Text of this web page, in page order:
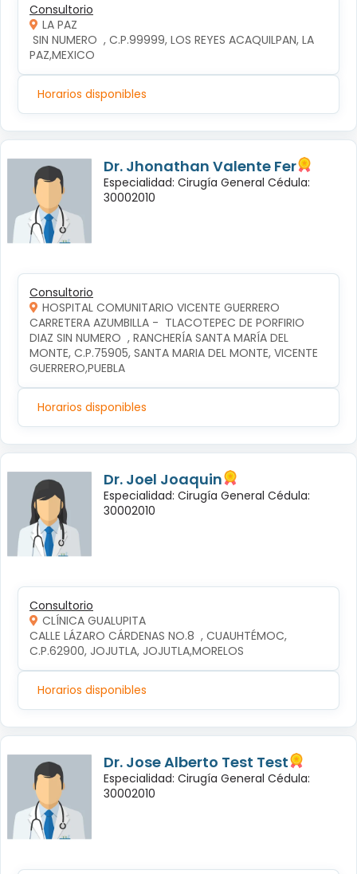
Consultorio
LA PAZ
PAZ,MEXICO
Horarios disponibles
Dr. Jhonathan Valente Fer
Especialidad: Cirugía General Cédula:
30002010
Consultorio
HOSPITAL COMUNITARIO VICENTE GUERRERO
CARRETERA AZUMBILLA -  TLACOTEPEC DE PORFIRIO
DIAZ SIN NUMERO  , RANCHERÍA SANTA MARÍA DEL
MONTE, C.P.75905, SANTA MARIA DEL MONTE, VICENTE
GUERRERO,PUEBLA
Horarios disponibles
Dr. Joel Joaquin
Especialidad: Cirugía General Cédula:
30002010
Consultorio
CLÍNICA GUALUPITA
CALLE LÁZARO CÁRDENAS NO.8  , CUAUHTÉMOC,
C.P.62900, JOJUTLA, JOJUTLA,MORELOS
Horarios disponibles
Dr. Jose Alberto Test Test
Especialidad: Cirugía General Cédula:
30002010